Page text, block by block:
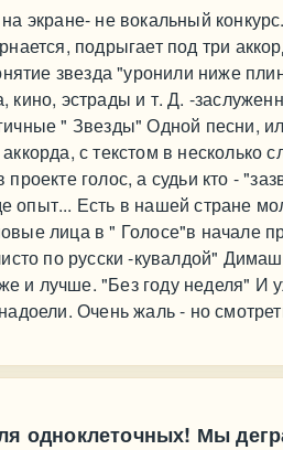
экране- не вокальный
подрыгает под три
звезда "уронили ниже
эстрады и т. Д. -
" Звезды" Одной песни,
с текстом в несколько
голос, а судьи кто -
опыт... Есть в нашей стране
лица в " Голосе"в начале
по русски -кувалдой"
и лучше. "Без году неделя" И
Очень жаль - но
одноклеточных! Мы